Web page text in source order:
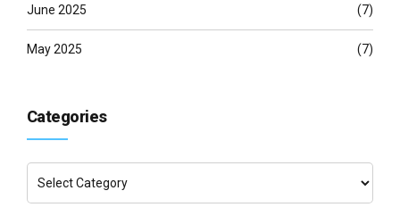
June 2025 (7)
May 2025 (7)
Categories